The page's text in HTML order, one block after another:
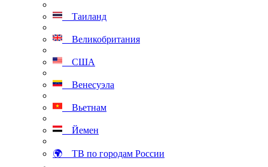
Таиланд
Великобритания
США
Венесуэла
Вьетнам
Йемен
🌍 ТВ по городам России